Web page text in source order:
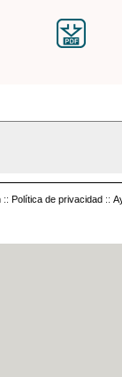
:: Política de privacidad ::